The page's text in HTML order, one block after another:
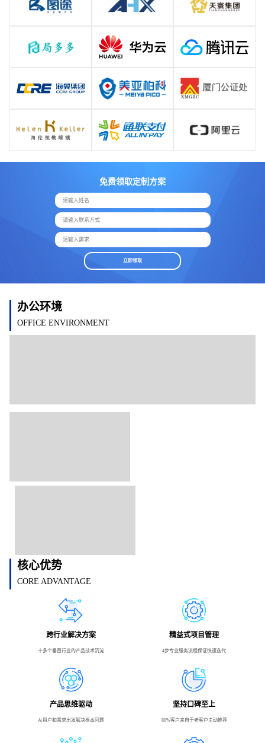
免费领取定制方案
请输入姓名
请输入联系方式
请输入需求
立即领取
办公环境
OFFICE ENVIRONMENT
核心优势
CORE ADVANTAGE
跨行业解决方案
十多个垂直行业的产品技术沉淀
精益式项目管理
4步专业服务流程保证快速迭代
产品思维驱动
从用户和需求出发解决根本问题
坚持口碑至上
80%客户来自于老客户主动推荐